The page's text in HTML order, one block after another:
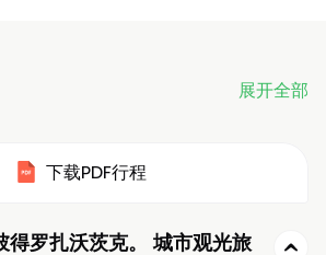
展开全部
下载PDF行程
得罗扎沃茨克。 城市观光旅